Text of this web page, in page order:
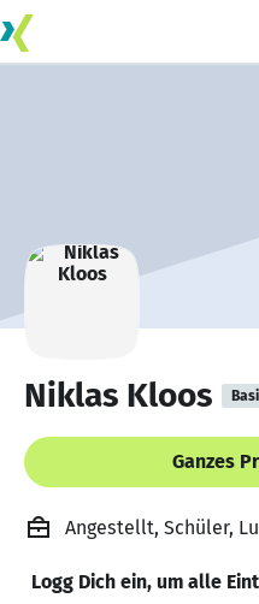
Niklas Kloos
Ganzes
Angestellt, Schüler,
Logg Dich ein, um alle